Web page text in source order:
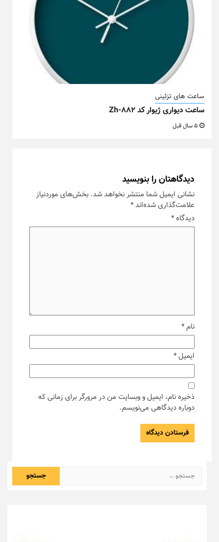
ساعت های تزئینی
ساعت دیواری ژیوار کد Zh-882
دیدگاهتان را بنویسید
نشانی ایمیل شما منتشر نخواهد شد. بخش‌های موردنیاز
علامت‌گذاری شده‌اند*
دیدگاه*
نام*
ایمیل*
ذخیره نام، ایمیل و وبسایت من در مرورگر برای زمانی که
دوباره دیدگاهی می‌نویسم.
جستجو
برای: